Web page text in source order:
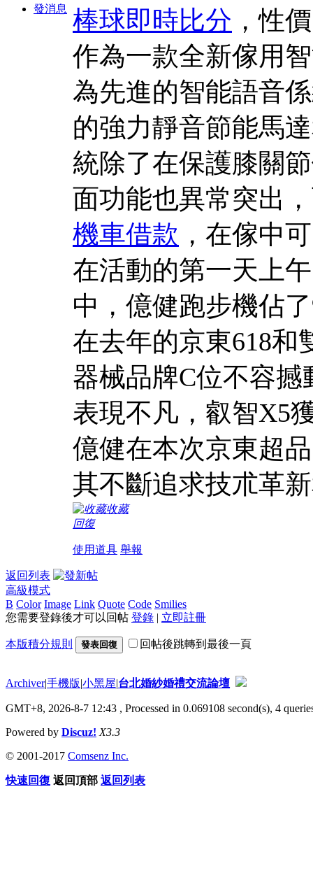
發消息 棒球即時比分 ，性
作為一款全新傢用
為先進的智能語音
的強力靜音節能馬
統除了在保護膝關
面功能也異常突出
機車借款 ，在傢中
在活動的第一天上
中，億健跑步機佔
在去年的京東618和
器械品牌C位不容
表現不凡，叡智X5
億健在本次京東超
其不斷追求技朮革
收藏
回復
使用道具 舉報
返回列表
高級模式
B Color Image Link Quote Code Smilies
您需要登錄後才可以回帖 登錄 | 立即註冊
本版積分規則 發表回復 回帖後跳轉到最後一頁
Archiver|手機版|小黑屋|台北婚紗婚禮交流論壇
GMT+8, 2026-8-7 12:43 , Processed in 0.069108 second(s), 4
Powered by Discuz! X3.3
© 2001-2017 Comsenz Inc.
快速回復 返回頂部 返回列表